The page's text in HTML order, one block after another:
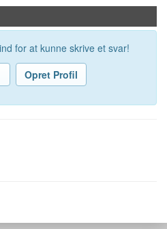
for at kunne skrive et svar!
Opret Profil